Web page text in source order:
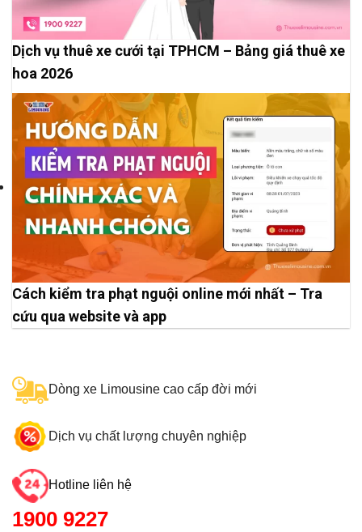
Dịch vụ thuê xe cưới tại TPHCM – Bảng giá thuê xe
hoa 2026
Cách kiểm tra phạt nguội online mới nhất – Tra
cứu qua website và app
Dòng xe Limousine cao cấp đời mới
Dịch vụ chất lượng chuyên nghiệp
Hotline liên hệ
1900 9227